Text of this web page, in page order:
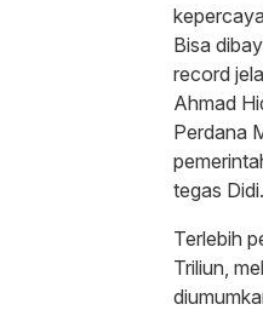
Bisa
record
Ahmad
Perdana
tegas Didi.
Terlebih
Triliun,